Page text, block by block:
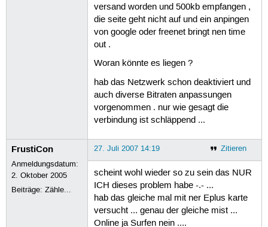
versand worden und 500kb empfangen ,
die seite geht nicht auf und ein anpingen
von google oder freenet bringt nen time
out .
Woran könnte es liegen ?
hab das Netzwerk schon deaktiviert und
auch diverse Bitraten anpassungen
vorgenommen . nur wie gesagt die
verbindung ist schläppend ...
FrustiCon
Anmeldungsdatum:
2. Oktober 2005
Beiträge:Zähle...
Zitieren
27. Juli 2007 14:19
scheint wohl wieder so zu sein das NUR
ICH dieses problem habe -.- ...
hab das gleiche mal mit ner Eplus karte
versucht ... genau der gleiche mist ...
Online ja Surfen nein ....